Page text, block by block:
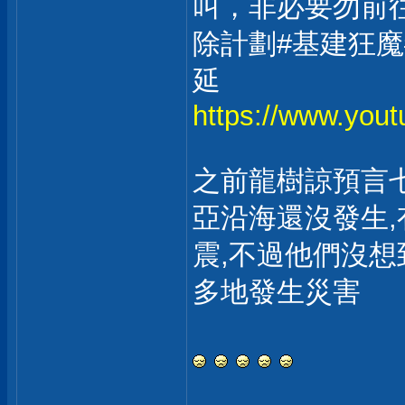
叫，非必要勿前
除計劃#基建狂
延
https://
之前龍樹諒預言
亞沿海還沒發生
震,不過他們沒
多地發生災害